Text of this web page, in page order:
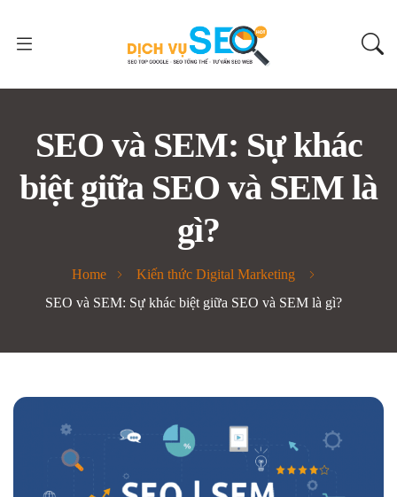
SEO và SEM: Sự khác
biệt giữa SEO và SEM là
gì?
Home
Kiến thức Digital Marketing
SEO và SEM: Sự khác biệt giữa SEO và SEM là gì?